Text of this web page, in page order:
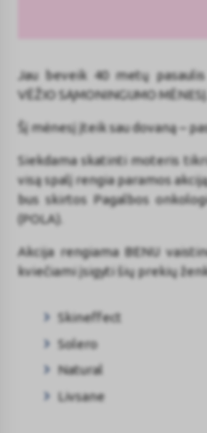
Jau beveik 40 metų
VĖŽIO SĄMONINGUMO MĖNESĮ.
Šį mėnesį įteik sau dovaną –
Siekdama skatinti moteris
visą spalį rengia paramos
bus skirtos Pagalbos
(POLA).
Akcija rengiama BENU
kviečiami įsigyti šių prekių
Skineffect
Solero
Natural
Livsane